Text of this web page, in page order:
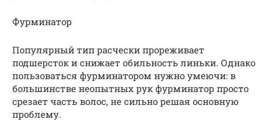
Фурминатор
Популярный тип расчески прореживает
подшерсток и снижает обильность линьки. Однако
пользоваться фурминатором нужно умеючи: в
большинстве неопытных рук фурминатор просто
срезает часть волос, не сильно решая основную
проблему.